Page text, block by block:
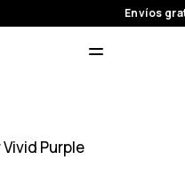
Envíos
Purple